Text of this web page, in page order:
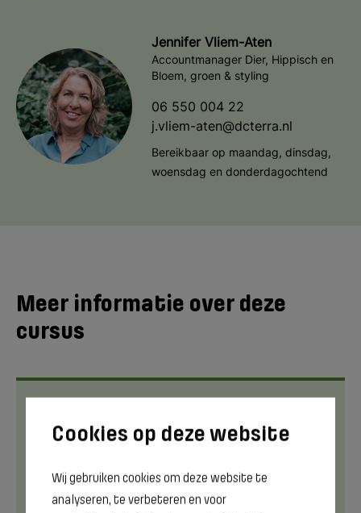
Wij gebruiken cookies om deze website te
analyseren, te verbeteren en voor
Jennifer Vliem-Aten
Accountmanager Dier, Hippisch en
Bloem, groen & styling
06 550 004 22
j.vliem-aten@dcterra.nl
Bereikbaar op maandag, dinsdag,
woensdag en donderdagochtend
Meer informatie over deze
cursus
Voor bloemisten en ervaren liefhebbers die